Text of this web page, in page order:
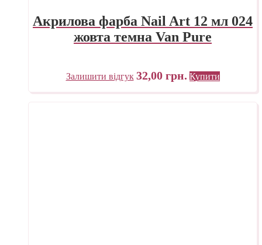
Акрилова фарба Nail Art 12 мл 024
жовта темна Van Pure
Залишити відгук 32,00 грн. Купити